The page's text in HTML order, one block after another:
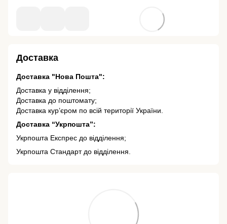
Доставка
Доставка "Нова Пошта":
Доставка у відділення;
Доставка до поштомату;
Доставка кур’єром по всій території України.
Доставка “Укрпошта”:
Укрпошта Експрес до відділення;
Укрпошта Стандарт до відділення.